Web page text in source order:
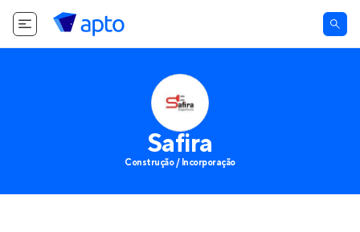
Safira
Construção / Incorporação